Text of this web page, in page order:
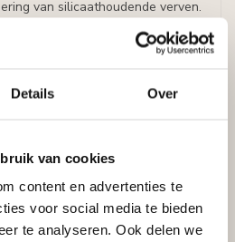
Details Over
van cookies
content en advertenties te
voor social media te bieden
te analyseren. Ook delen we
van silicaathoudende verven.
Arxat ornamenten